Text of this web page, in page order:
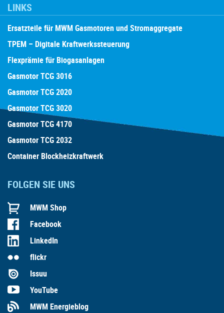
LINKS
Ersatzteile für MWM Gasmotoren und Stromaggregate
TPEM – Digitale Kraftwerkssteuerung
Flexprämie für Biogasanlagen
Gasmotor TCG 3016
Gasmotor TCG 2020
Gasmotor TCG 3020
Gasmotor TCG 4170
Gasmotor TCG 2032
Container Blockheizkraftwerk
FOLGEN SIE UNS
MWM Shop
Facebook
LinkedIn
flickr
Issuu
YouTube
MWM Energieblog